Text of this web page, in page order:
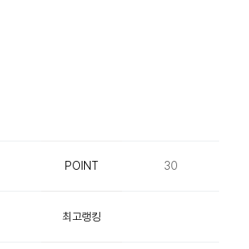
POINT 30
최고랭킹